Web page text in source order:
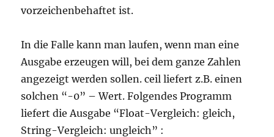
vorzeichenbehaftet ist.
In die Falle kann man laufen, wenn man eine
Ausgabe erzeugen will, bei dem ganze Zahlen
angezeigt werden sollen. ceil liefert z.B. einen
solchen “-0” – Wert. Folgendes Programm
liefert die Ausgabe “Float-Vergleich: gleich,
String-Vergleich: ungleich” :